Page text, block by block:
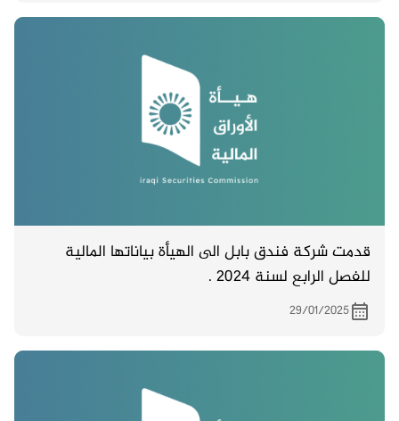
بغداد –حي الكرادة / م 903 / شارع 14 / مبنى 19
قدمت شركة فندق بابل الى الهيأة بياناتها المالية
للفصل الرابع لسنة 2024 .
29/01/2025